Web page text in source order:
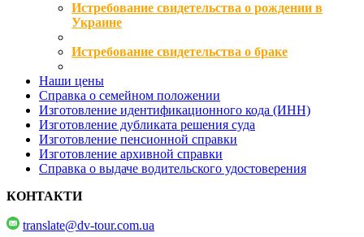
Истребование свидетельства о рождении в
Украине
Истребование свидетельства о браке
Наши цены
Справка о семейном положении
Изготовление идентификационного кода (ИНН)
Изготовление дубликата решения суда
Изготовление пенсионной справки
Изготовление архивной справки
Справка о выдаче водительского удостоверения
КОНТАКТИ
translate@dv-tour.com.ua